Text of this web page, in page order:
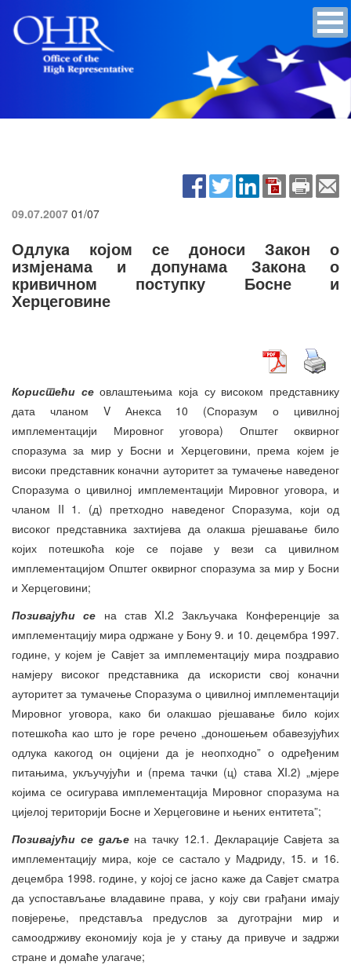
09.07.2007 01/07
Одлукa којом се доноси Закон о
измјенама и допунама Закона о
кривичном поступку Босне и
Херцеговине
Користећи сеовлаштењима која су високом представнику
дата чланом V Анекса 10 (Споразум о цивилној
имплементацији Мировног уговора) Општег оквирног
споразума за мир у Босни и Херцеговини, према којем је
високи представник коначни ауторитет за тумачење наведеног
Споразума о цивилној имплементацији Мировног уговора, и
чланом II 1. (д) претходно наведеног Споразума, који од
високог представника захтијева да олакша рјешавање било
којих потешкоћа које се појаве у вези са цивилном
имплементацијом Општег оквирног споразума за мир у Босни
и Херцеговини;
Позивајући се на став XI.2 Закључака Конференције за
имплементацију мира одржане у Бону 9. и 10. децембра 1997.
године, у којем је Савјет за имплементацију мира поздравио
намјеру високог представника да искористи свој коначни
ауторитет за тумачење Споразума о цивилној имплементацији
Мировног уговора, како би олакшао рјешавање било којих
потешкоћа као што је горе речено „доношењем обавезујућих
одлука какогод он оцијени да је неопходно” о одређеним
питањима, укључујући и (према тачки (ц) става XI.2) „мјере
којима се осигурава имплементација Мировног споразума на
цијелој територији Босне и Херцеговине и њених ентитета”;
Позивајући се даљена тачку 12.1. Декларације Савјета за
имплементацију мира, које се састало у Мадриду, 15. и 16.
децембра 1998. године, у којој се јасно каже да Савјет сматра
да успостављање владавине права, у коју сви грађани имају
повјерење, представља предуслов за дуготрајни мир и
самоодрживу економију која је у стању да привуче и задржи
стране и домаће улагаче;